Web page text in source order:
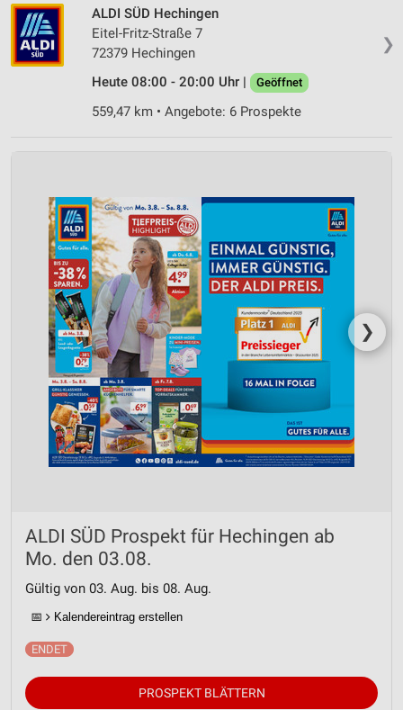
❯
ALDI SÜD Hechingen
Eitel-Fritz-Straße 7
72379 Hechingen
Heute 08:00 - 20:00 Uhr |
Geöffnet
559,47 km • Angebote: 6 Prospekte
❯
ALDI SÜD Prospekt für Hechingen ab
Mo. den 03.08.
Gültig von 03. Aug. bis 08. Aug.
📅 Kalendereintrag erstellen
PROSPEKT BLÄTTERN